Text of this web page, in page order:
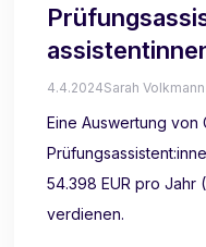
4.4.2024Sarah Volkmann
Eine Auswertung von
54.398 EUR pro Jahr
verdienen.